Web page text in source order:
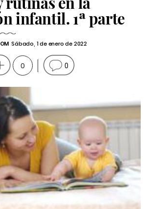
infantil. 1ª parte
Sábado, 1 de enero de 2022
0 0